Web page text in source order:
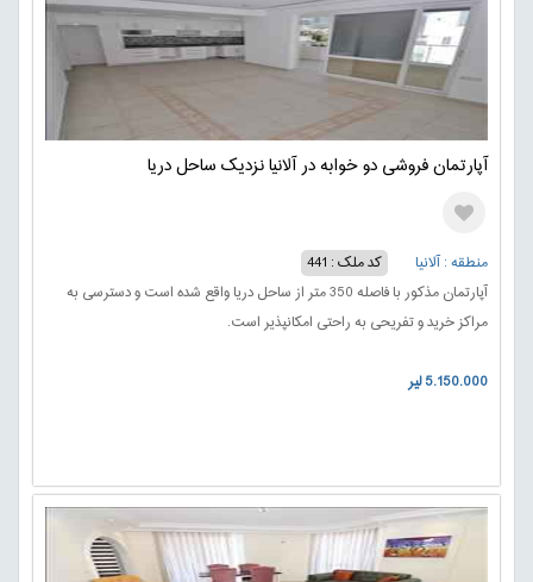
آپارتمان فروشی دو خوابه در آلانیا نزدیک ساحل دریا
منطقه : آلانیا
کد ملک : 441
آپارتمان مذکور با فاصله 350 متر از ساحل دریا واقع شده است و دسترسی به
مراکز خرید و تفریحی به راحتی امکانپذیر است.
5.150.000 لیر